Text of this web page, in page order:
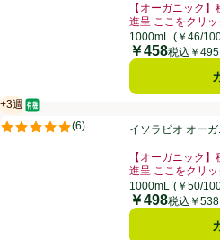
【オーガニック
進呈 ここをクリッ
お買い得品名：【
1000mL (￥46/
価格
￥458税込￥495
イソラビオ オーガニックオーツミルク
+3週
賞味・消費期限保証：3週間
オーガニック/有機
(6)
評価は6件のレビューで5点中5.0点。
イソラビオ オー
【オーガニック
進呈 ここをクリッ
お買い得品名：【
1000mL (￥50/
価格
￥498税込￥538